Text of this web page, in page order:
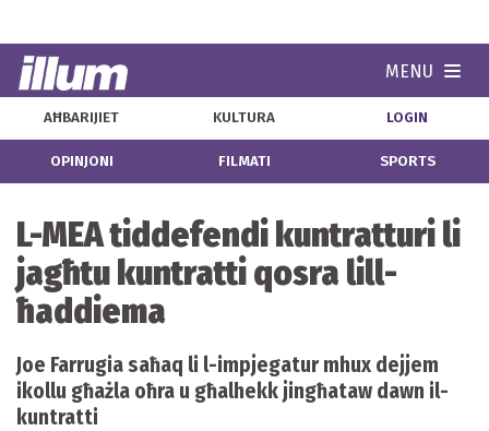
MENU
AĦBARIJIET KULTURA LOGIN
OPINJONI FILMATI SPORTS
L-MEA tiddefendi kuntratturi li
jagħtu kuntratti qosra lill-
ħaddiema
Joe Farrugia saħaq li l-impjegatur mhux dejjem
ikollu għażla oħra u għalhekk jingħataw dawn il-
kuntratti